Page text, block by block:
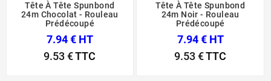
Tête À Tête Spunbond
24m Chocolat - Rouleau
Prédécoupé
7.94 € HT
9.53 €TTC
Tête À Tête Spunbond
24m Noir - Rouleau
Prédécoupé
7.94 € HT
9.53 €TTC